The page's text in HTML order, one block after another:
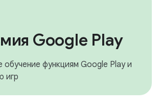
Google Play
обучение функциям Google Play и
игр